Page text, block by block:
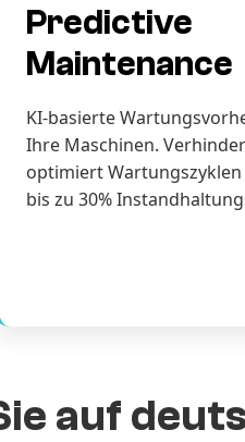
Predictive
Maintenance
KI-basierte
Ihre Maschinen.
optimiert
bis zu 30%
auf